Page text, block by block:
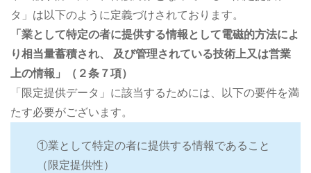
タ」は以下のように定義づけされております。
「業として特定の者に提供する情報として電磁的方法によ
り相当量蓄積され、 及び管理されている技術上又は営業
上の情報」（２条７項）
「限定提供データ」に該当するためには、以下の要件を満
たす必要がございます。
①業として特定の者に提供する情報であること
（限定提供性）